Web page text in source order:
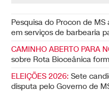
Pesquisa do Procon de
em serviços de barbearia
CAMINHO ABERTO PARA
sobre Rota Bioceânica
ELEIÇÕES 2026: Sete
disputa pelo Governo de